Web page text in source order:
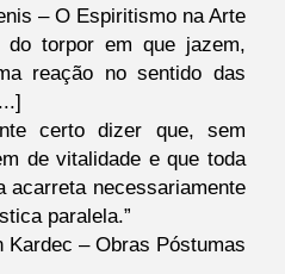
– O Espiritismo na Arte
torpor em que jazem,
reação no sentido das
certo dizer que, sem
de vitalidade e que toda
acarreta necessariamente
paralela.”
Kardec – Obras Póstumas